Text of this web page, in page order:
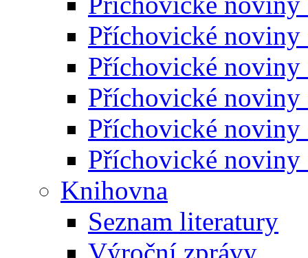
Příchovické noviny
Příchovické noviny
Příchovické noviny
Příchovické noviny
Příchovické noviny
Knihovna
Seznam literatury
Výroční zprávy